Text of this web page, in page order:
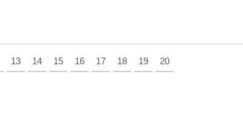
13 14 15 16 17 18 19 20